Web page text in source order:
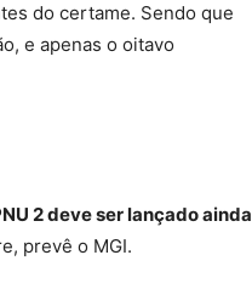
do certame. Sendo que
e apenas o oitavo
2 deve ser lançado ainda
prevê o MGI.